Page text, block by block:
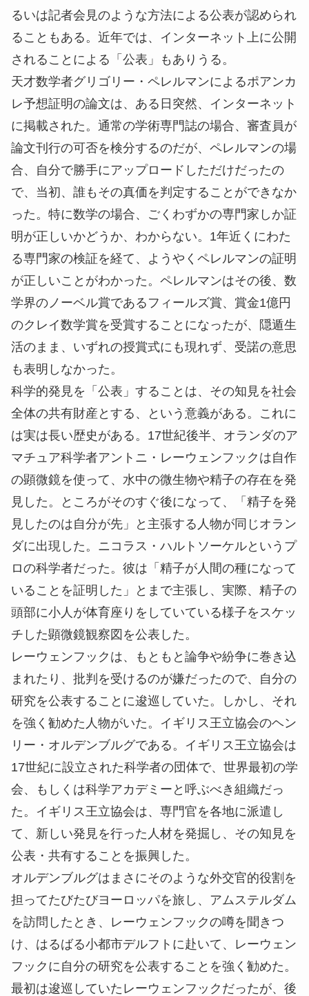
るいは記者会見のような方法による公表が認められ
ることもある。近年では、インターネット上に公開
されることによる「公表」もありうる。
天才数学者グリゴリー・ペレルマンによるポアンカ
レ予想証明の論文は、ある日突然、インターネット
に掲載された。通常の学術専門誌の場合、審査員が
論文刊行の可否を検分するのだが、ペレルマンの場
合、自分で勝手にアップロードしただけだったの
で、当初、誰もその真価を判定することができなか
った。特に数学の場合、ごくわずかの専門家しか証
明が正しいかどうか、わからない。1年近くにわた
る専門家の検証を経て、ようやくペレルマンの証明
が正しいことがわかった。ペレルマンはその後、数
学界のノーベル賞であるフィールズ賞、賞金1億円
のクレイ数学賞を受賞することになったが、隠遁生
活のまま、いずれの授賞式にも現れず、受諾の意思
も表明しなかった。
科学的発見を「公表」することは、その知見を社会
全体の共有財産とする、という意義がある。これに
は実は長い歴史がある。17世紀後半、オランダのア
マチュア科学者アントニ・レーウェンフックは自作
の顕微鏡を使って、水中の微生物や精子の存在を発
見した。ところがそのすぐ後になって、「精子を発
見したのは自分が先」と主張する人物が同じオラン
ダに出現した。ニコラス・ハルトソーケルというプ
ロの科学者だった。彼は「精子が人間の種になって
いることを証明した」とまで主張し、実際、精子の
頭部に小人が体育座りをしていている様子をスケッ
チした顕微鏡観察図を公表した。
レーウェンフックは、もともと論争や紛争に巻き込
まれたり、批判を受けるのが嫌だったので、自分の
研究を公表することに逡巡していた。しかし、それ
を強く勧めた人物がいた。イギリス王立協会のヘン
リー・オルデンブルグである。イギリス王立協会は
17世紀に設立された科学者の団体で、世界最初の学
会、もしくは科学アカデミーと呼ぶべき組織だっ
た。イギリス王立協会は、専門官を各地に派遣し
て、新しい発見を行った人材を発掘し、その知見を
公表・共有することを振興した。
オルデンブルグはまさにそのような外交官的役割を
担ってたびたびヨーロッパを旅し、アムステルダム
を訪問したとき、レーウェンフックの噂を聞きつ
け、はるばる小都市デルフトに赴いて、レーウェン
フックに自分の研究を公表することを強く勧めた。
最初は逡巡していたレーウェンフックだったが、後